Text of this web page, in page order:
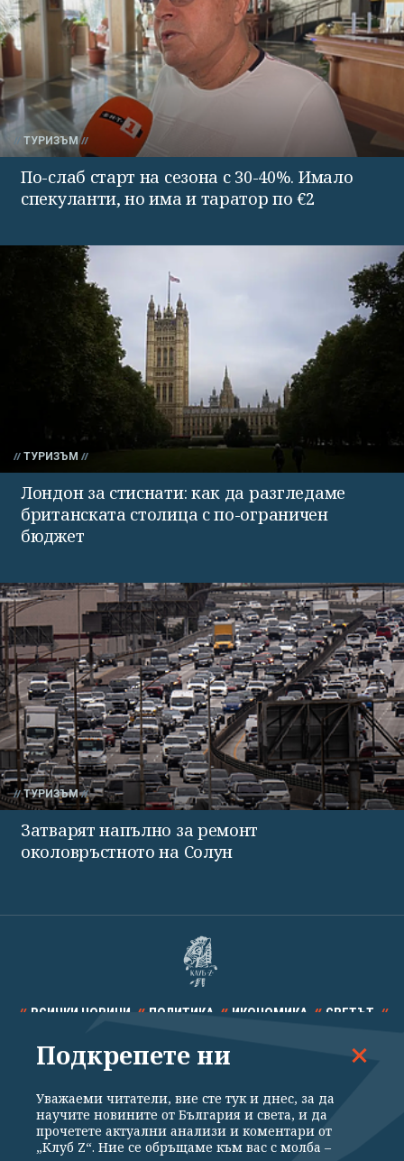
ТУРИЗЪМ
По-слаб старт на сезона с 30-40%. Имало
спекуланти, но има и таратор по €2
ТУРИЗЪМ
Лондон за стиснати: как да разгледаме
британската столица с по-ограничен
бюджет
ТУРИЗЪМ
Затварят напълно за ремонт
околовръстното на Солун
ВСИЧКИ НОВИНИ ПОЛИТИКА ИКОНОМИКА СВЕТЪТ
СПОРТ КУЛТУРА ТЕХНОЛОГИИ КАЛЕЙДОСКОП
Подкрепете ни
Уважаеми читатели, вие сте тук и днес, за да
научите новините от България и света, и да
прочетете актуални анализи и коментари от
„Клуб Z“. Ние се обръщаме към вас с молба –